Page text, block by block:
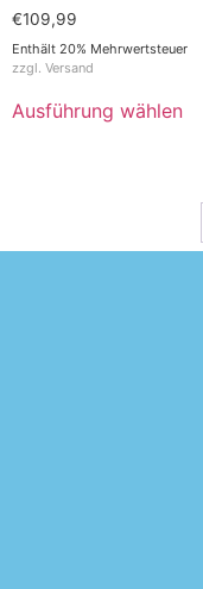
€109,99
Enthält 20% Mehrwertsteuer
zzgl. Versand
Ausführung wählen